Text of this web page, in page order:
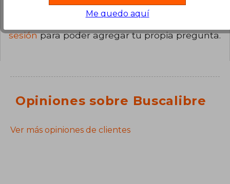
sesiónpara poder agregar tu propia pregunta.
Opiniones sobre Buscalibre
Ver más opiniones de clientes
Me quedo aquí